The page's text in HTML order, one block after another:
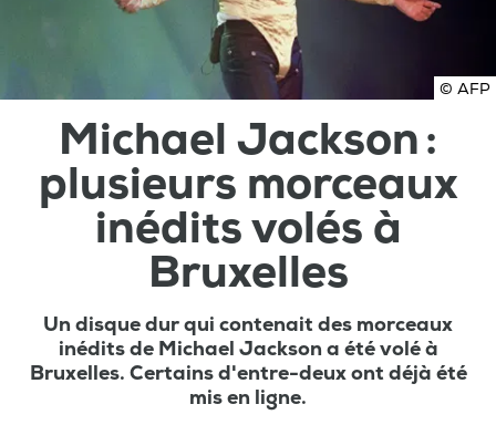
© AFP
Michael Jackson :
plusieurs morceaux
inédits volés à
Bruxelles
Un disque dur qui contenait des morceaux
inédits de Michael Jackson a été volé à
Bruxelles. Certains d'entre-deux ont déjà été
mis en ligne.